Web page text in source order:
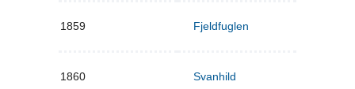
1859 Fjeldfuglen
1860 Svanhild